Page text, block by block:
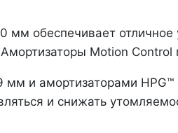
мм обеспечивает
Motion
и амортизаторами
и снижать